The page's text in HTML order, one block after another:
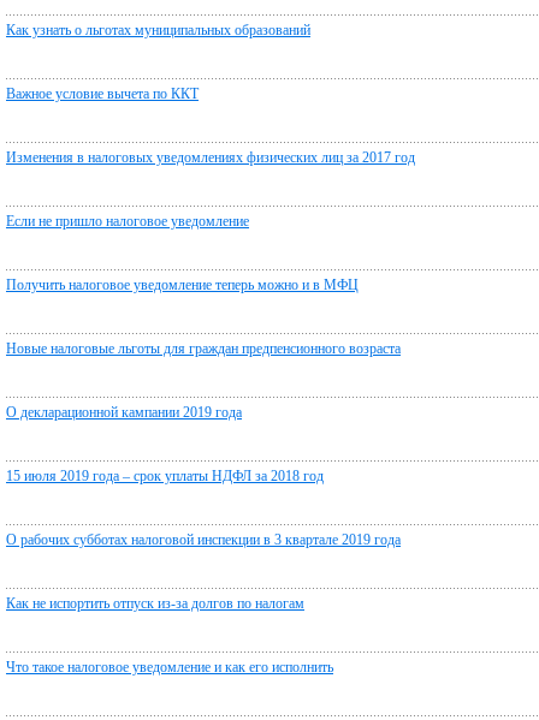
Как узнать о льготах муниципальных образований
Важное условие вычета по ККТ
Изменения в налоговых уведомлениях физических лиц за 2017 год
Если не пришло налоговое уведомление
Получить налоговое уведомление теперь можно и в МФЦ
Новые налоговые льготы для граждан предпенсионного возраста
О декларационной кампании 2019 года
15 июля 2019 года – срок уплаты НДФЛ за 2018 год
О рабочих субботах налоговой инспекции в 3 квартале 2019 года
Как не испортить отпуск из-за долгов по налогам
Что такое налоговое уведомление и как его исполнить